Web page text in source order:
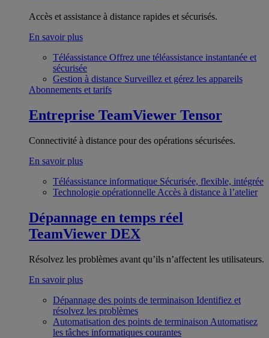
Accès et assistance à distance rapides et sécurisés.
En savoir plus
Téléassistance Offrez une téléassistance instantanée et
sécurisée
Gestion à distance Surveillez et gérez les appareils
Abonnements et tarifs
Entreprise TeamViewer Tensor
Connectivité à distance pour des opérations sécurisées.
En savoir plus
Téléassistance informatique Sécurisée, flexible, intégrée
Technologie opérationnelle Accès à distance à l’atelier
Dépannage en temps réel
TeamViewer DEX
Résolvez les problèmes avant qu’ils n’affectent les utilisateurs.
En savoir plus
Dépannage des points de terminaison Identifiez et
résolvez les problèmes
Automatisation des points de terminaison Automatisez
les tâches informatiques courantes